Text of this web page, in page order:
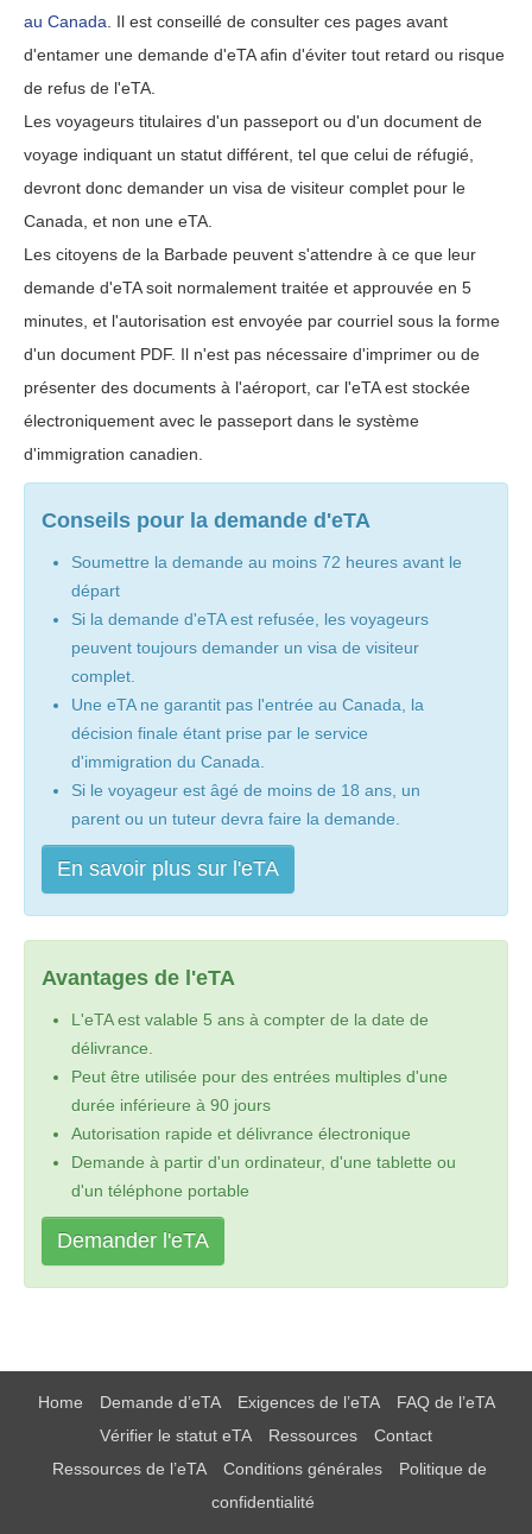
au Canada . Il est conseillé de consulter ces pages avant
d'entamer une demande d'eTA afin d'éviter tout retard ou risque
de refus de l'eTA.
Les voyageurs titulaires d'un passeport ou d'un document de
voyage indiquant un statut différent, tel que celui de réfugié,
devront donc demander un visa de visiteur complet pour le
Canada, et non une eTA.
Les citoyens de la Barbade peuvent s'attendre à ce que leur
demande d'eTA soit normalement traitée et approuvée en 5
minutes, et l'autorisation est envoyée par courriel sous la forme
d'un document PDF. Il n'est pas nécessaire d'imprimer ou de
présenter des documents à l'aéroport, car l'eTA est stockée
électroniquement avec le passeport dans le système
d'immigration canadien.
Conseils pour la demande d'eTA
Soumettre la demande au moins 72 heures avant le
départ
Si la demande d'eTA est refusée, les voyageurs
peuvent toujours demander un visa de visiteur
complet.
Une eTA ne garantit pas l'entrée au Canada, la
décision finale étant prise par le service
d'immigration du Canada.
Si le voyageur est âgé de moins de 18 ans, un
parent ou un tuteur devra faire la demande.
En savoir plus sur l'eTA
Avantages de l'eTA
L'eTA est valable 5 ans à compter de la date de
délivrance.
Peut être utilisée pour des entrées multiples d'une
durée inférieure à 90 jours
Autorisation rapide et délivrance électronique
Demande à partir d'un ordinateur, d'une tablette ou
d'un téléphone portable
Demander l'eTA
Home Demande d’eTA Exigences de l’eTA
FAQ de l’eTA
Vérifier le statut eTA
Ressources
Contact
Ressources de l’eTA
Conditions générales
Politique de
confidentialité